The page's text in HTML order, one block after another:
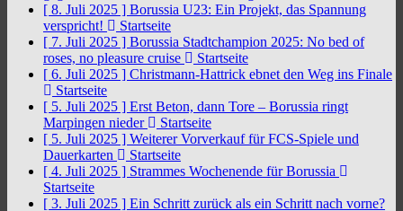
[ 8. Juli 2025 ] Borussia U23: Ein Projekt, das Spannung
verspricht!
Startseite
[ 7. Juli 2025 ] Borussia Stadtchampion 2025: No bed of
roses, no pleasure cruise
Startseite
[ 6. Juli 2025 ] Christmann-Hattrick ebnet den Weg ins Finale
Startseite
[ 5. Juli 2025 ] Erst Beton, dann Tore – Borussia ringt
Marpingen nieder
Startseite
[ 5. Juli 2025 ] Weiterer Vorverkauf für FCS-Spiele und
Dauerkarten
Startseite
[ 4. Juli 2025 ] Strammes Wochenende für Borussia
Startseite
[ 3. Juli 2025 ] Ein Schritt zurück als ein Schritt nach vorne?